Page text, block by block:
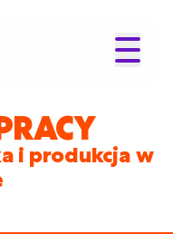
i produkcja w